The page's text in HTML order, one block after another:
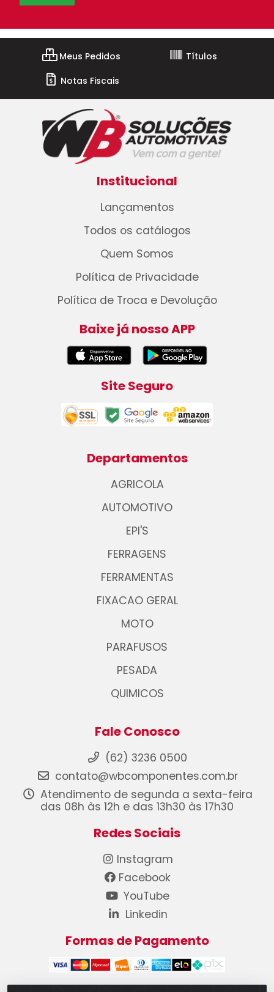
Meus Pedidos
Títulos
Notas Fiscais
Institucional
Lançamentos
Todos os catálogos
Quem Somos
Política de Privacidade
Política de Troca e Devolução
Baixe já nosso APP
Site Seguro
Departamentos
AGRICOLA
AUTOMOTIVO
EPI'S
FERRAGENS
FERRAMENTAS
FIXACAO GERAL
MOTO
PARAFUSOS
PESADA
QUIMICOS
Fale Conosco
(62) 3236 0500
contato@wbcomponentes.com.br
Atendimento de segunda a sexta-feira
das 08h às 12h e das 13h30 às 17h30
Redes Sociais
Instagram
Facebook
YouTube
Linkedin
Formas de Pagamento